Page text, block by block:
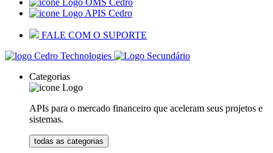
OMS Cedro
APIS Cedro
FALE COM O SUPORTE
Categorias
APIs para o mercado financeiro que aceleram seus projetos e
sistemas.
todas as categorias